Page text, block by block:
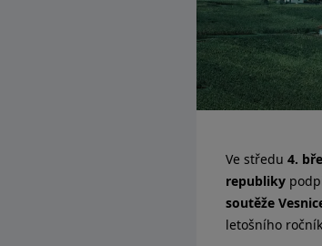
Ve středu 4.
republiky
soutěže
letošního